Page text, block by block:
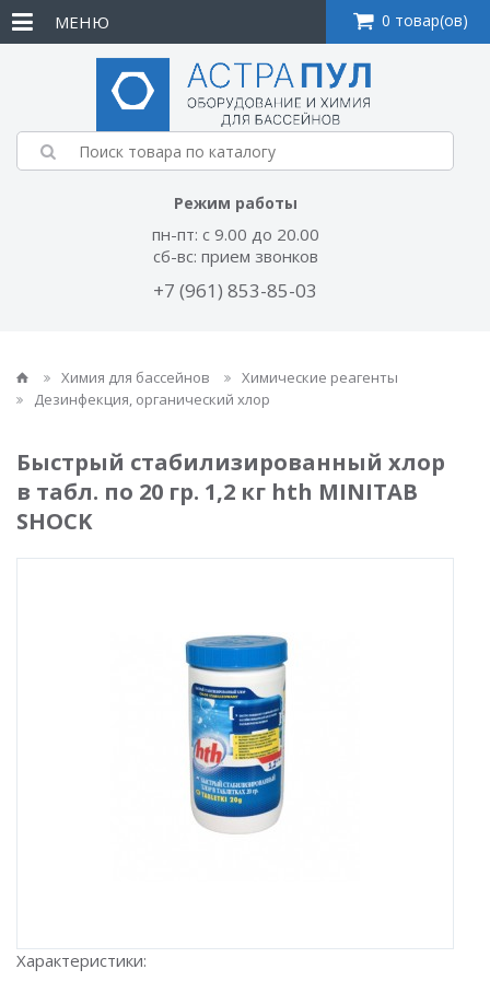
Режим работы
пн-пт: с 9.00 до 20.00
сб-вс: прием звонков
+7 (961) 853-85-03
МЕНЮ 0 товар(ов)
Химия для бассейнов
Химические реагенты
Дезинфекция, органический хлор
Быстрый стабилизированный хлор
в табл. по 20 гр. 1,2 кг hth MINITAB
SHOCK
Характеристики: